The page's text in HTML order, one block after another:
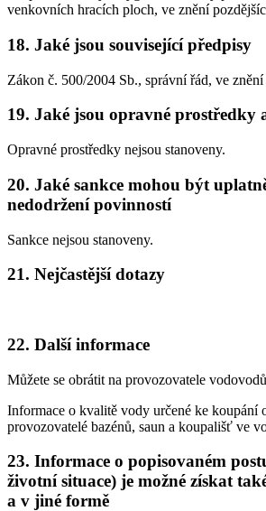
venkovních hracích ploch, ve znění
18. Jaké jsou související předpisy
Zákon č. 500/2004 Sb., správní řád, ve
19. Jaké jsou opravné prostředky
Opravné prostředky nejsou stanoveny.
20. Jaké sankce mohou být
nedodržení povinností
Sankce nejsou stanoveny.
21. Nejčastější dotazy
22. Další informace
Můžete se obrátit na provozovatele
Informace o kvalitě vody určené ke koupání
provozovatelé bazénů, saun a koupališť ve
23. Informace o popisovaném
životní situace) je možné získat
a v jiné formě